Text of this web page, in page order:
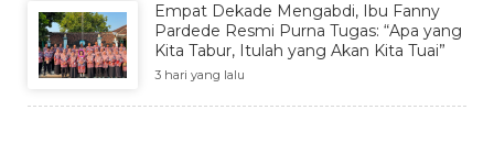
Empat Dekade Mengabdi, Ibu Fanny
Pardede Resmi Purna Tugas: “Apa yang
Kita Tabur, Itulah yang Akan Kita Tuai”
3 hari yang lalu